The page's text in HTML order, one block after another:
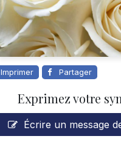
Imprimer Partager
Exprimez votre
Écrire un message